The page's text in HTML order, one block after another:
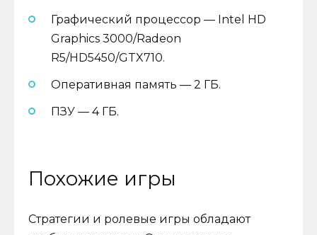
Графический процессор — Intel HD
Graphics 3000/Radeon
R5/HD5450/GTX710.
Оперативная память — 2 ГБ.
ПЗУ — 4 ГБ.
Похожие игры
Стратегии и ролевые игры обладают